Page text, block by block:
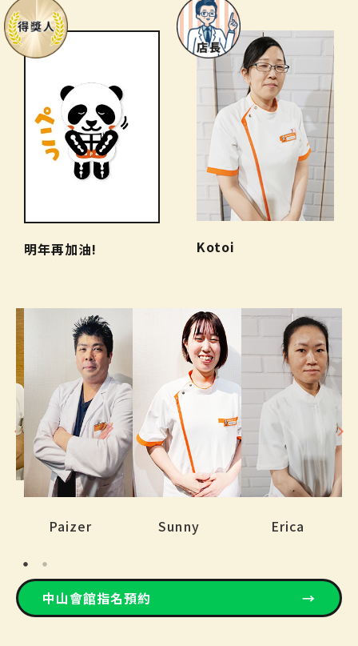
明年再加油! Kotoi
Paizer Sunny Erica
中山會館指名預約 →